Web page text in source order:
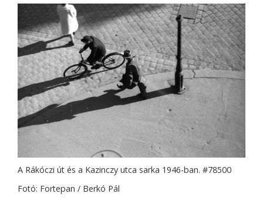
A Rákóczi út és a Kazinczy utca sarka 1946-ban. #78500
Fotó: Fortepan / Berkó Pál